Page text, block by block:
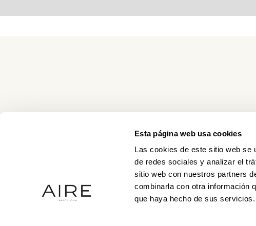
Esta página web usa cookies
Las cookies de este sitio web se
de redes sociales y analizar el
sitio web con nuestros partners
combinarla con otra información
que haya hecho de sus servicios.